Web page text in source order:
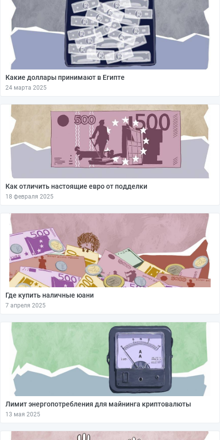
Какие доллары принимают в Египте
24 марта 2025
Как отличить настоящие евро от подделки
18 февраля 2025
Где купить наличные юани
7 апреля 2025
Лимит энергопотребления для майнинга криптовалюты
13 мая 2025